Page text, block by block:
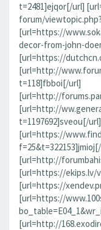
t=2481]ejqor[/url]
forum/
[url=https://
decor-from-john-
[url=https://
[url=http://
t=118]fbboi[/url]
[url=http://
[url=http://
t=1197692]sveou[/url]
[url=https://
[url=http://
[url=https://ekips.lv/
[url=https://
[url=https://
[url=http://